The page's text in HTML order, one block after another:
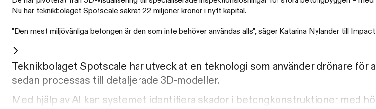
Nu har teknikbolaget Spotscale säkrat 22 miljoner kronor i nytt kapital.
"Den mest miljövänliga betongen är den som inte behöver användas alls", säger Katarina Nylander till
Teknikbolaget Spotscale har utvecklat en teknologi som använder drönare för
sedan processas till detaljerade 3D-modeller.
Med hjälp av AI kan systemet identifiera skador i betongkonstruktioner med